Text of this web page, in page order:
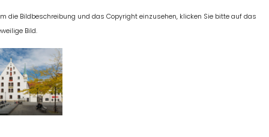
die Bildbeschreibung und das Copyright einzusehen, klicken Sie bitte auf das
Bild.